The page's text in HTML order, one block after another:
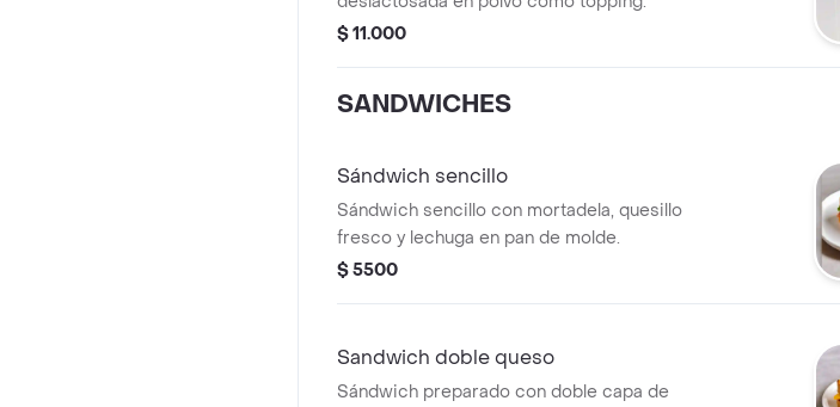
$ 11.000
SANDWICHES
Sándwich sencillo
Sándwich sencillo con mortadela, quesillo
fresco y lechuga en pan de molde.
$ 5500
Sandwich doble queso
Sándwich preparado con doble capa de